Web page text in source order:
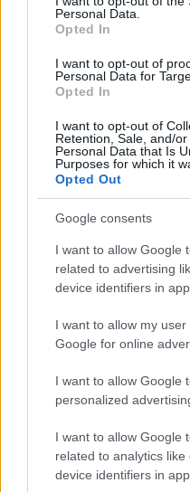
Personal Data.
Opted In
I want to opt-out of
Personal Data for
Opted In
I want to opt-out of
Retention, Sale, and/
Personal Data that Is
Purposes for which it
Opted Out
Google consents
I want to allow Google
related to advertising
device identifiers in
I want to allow my
Google for online
I want to allow Google
personalized
I want to allow Google
related to analytics
device identifiers in
Συχνές ερωτήσεις
Σαββατοκύριακο
Τι καιρό θα κάνει το
Επίδαυρο;
Το Σαββατοκύριακο στην
κυμαίνεται περίπου από 25°
περίπου 27°, ενώ η Κυριακή